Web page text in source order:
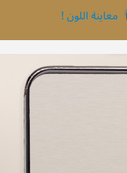
معاينة اللون !